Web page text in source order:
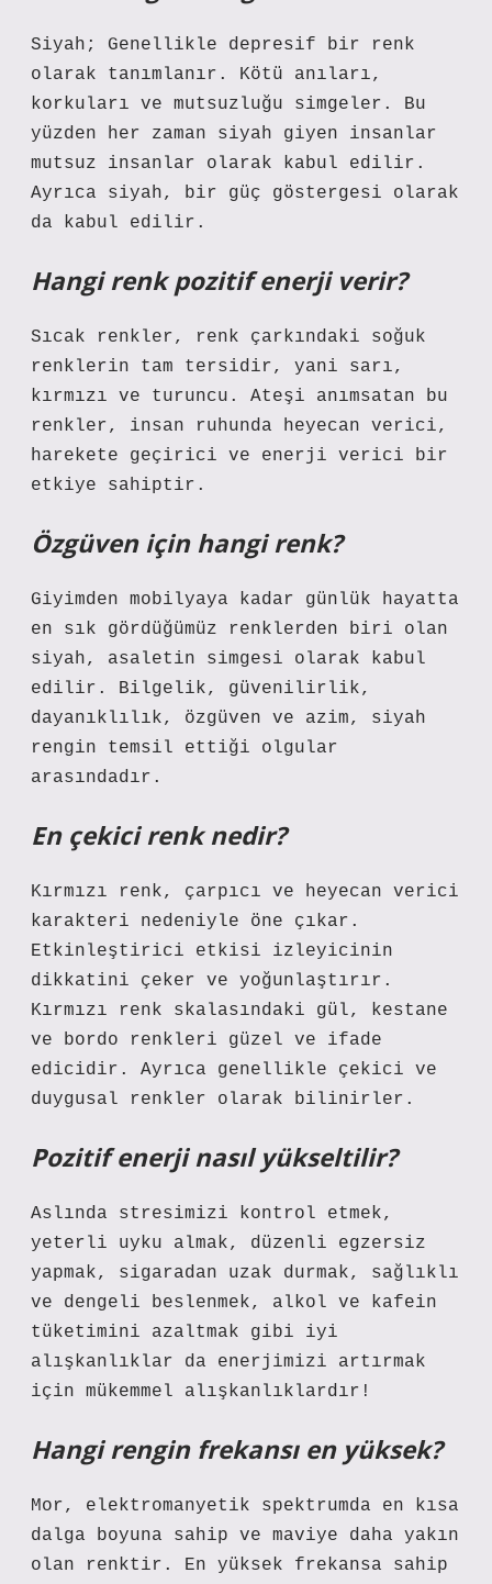
Siyah; Genellikle depresif bir renk
olarak tanımlanır. Kötü anıları,
korkuları ve mutsuzluğu simgeler. Bu
yüzden her zaman siyah giyen insanlar
mutsuz insanlar olarak kabul edilir.
Ayrıca siyah, bir güç göstergesi olarak
da kabul edilir.
Hangi renk pozitif enerji verir?
Sıcak renkler, renk çarkındaki soğuk
renklerin tam tersidir, yani sarı,
kırmızı ve turuncu. Ateşi anımsatan bu
renkler, insan ruhunda heyecan verici,
harekete geçirici ve enerji verici bir
etkiye sahiptir.
Özgüven için hangi renk?
Giyimden mobilyaya kadar günlük hayatta
en sık gördüğümüz renklerden biri olan
siyah, asaletin simgesi olarak kabul
edilir. Bilgelik, güvenilirlik,
dayanıklılık, özgüven ve azim, siyah
rengin temsil ettiği olgular
arasındadır.
En çekici renk nedir?
Kırmızı renk, çarpıcı ve heyecan verici
karakteri nedeniyle öne çıkar.
Etkinleştirici etkisi izleyicinin
dikkatini çeker ve yoğunlaştırır.
Kırmızı renk skalasındaki gül, kestane
ve bordo renkleri güzel ve ifade
edicidir. Ayrıca genellikle çekici ve
duygusal renkler olarak bilinirler.
Pozitif enerji nasıl yükseltilir?
Aslında stresimizi kontrol etmek,
yeterli uyku almak, düzenli egzersiz
yapmak, sigaradan uzak durmak, sağlıklı
ve dengeli beslenmek, alkol ve kafein
tüketimini azaltmak gibi iyi
alışkanlıklar da enerjimizi artırmak
için mükemmel alışkanlıklardır!
Hangi rengin frekansı en yüksek?
Mor, elektromanyetik spektrumda en kısa
dalga boyuna sahip ve maviye daha yakın
olan renktir. En yüksek frekansa sahip